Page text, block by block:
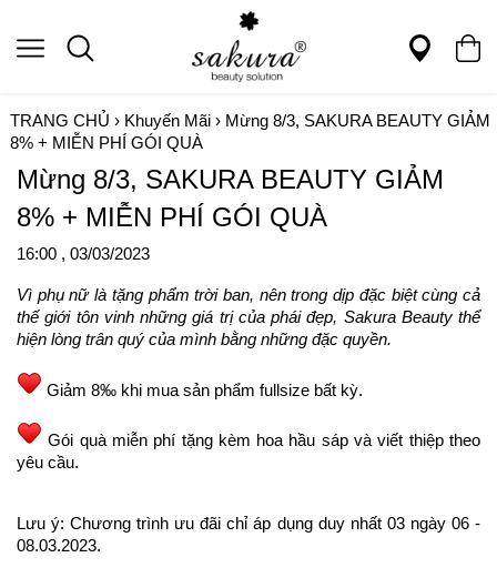
TRANG CHỦ › Khuyến Mãi › Mừng 8/3, SAKURA BEAUTY GIẢM
8% + MIỄN PHÍ GÓI QUÀ
Mừng 8/3, SAKURA BEAUTY GIẢM
8% + MIỄN PHÍ GÓI QUÀ
16:00 , 03/03/2023
Vì phụ nữ là tặng phẩm trời ban, nên trong dịp đặc biệt cùng cả
thế giới tôn vinh những giá trị của phái đẹp, Sakura Beauty thể
hiện lòng trân quý của mình bằng những đặc quyền.
Giảm 8‰ khi mua sản phẩm fullsize bất kỳ.
Gói quà miễn phí tặng kèm hoa hầu sáp và viết thiệp theo
yêu cầu.
Lưu ý: Chương trình ưu đãi chỉ áp dụng duy nhất 03 ngày 06 -
08.03.2023.